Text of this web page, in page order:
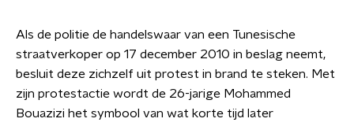
Als de politie de handelswaar van een Tunesische
straatverkoper op 17 december 2010 in beslag neemt,
besluit deze zichzelf uit protest in brand te steken. Met
zijn protestactie wordt de 26-jarige Mohammed
Bouazizi het symbool van wat korte tijd later